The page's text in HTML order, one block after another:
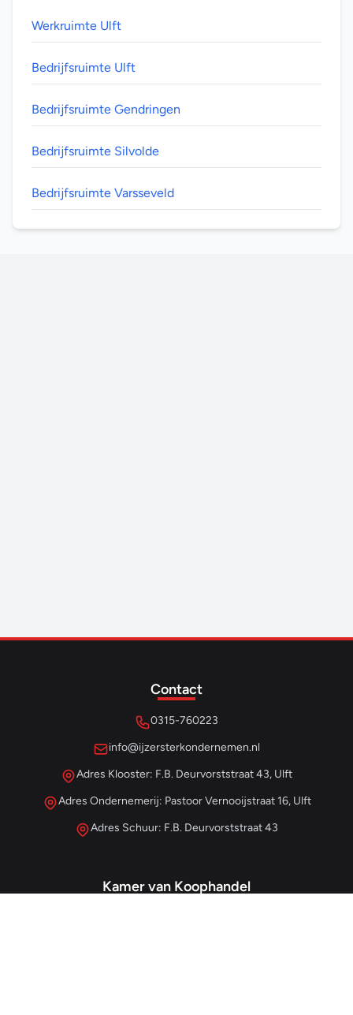
Werkruimte Ulft
Bedrijfsruimte Ulft
Bedrijfsruimte Gendringen
Bedrijfsruimte Silvolde
Bedrijfsruimte Varsseveld
Contact
0315-760223
info@ijzersterkondernemen.nl
Adres Klooster: F.B. Deurvorststraat 43, Ulft
Adres Ondernemerij: Pastoor Vernooijstraat 16, Ulft
Adres Schuur: F.B. Deurvorststraat 43
Kamer van Koophandel